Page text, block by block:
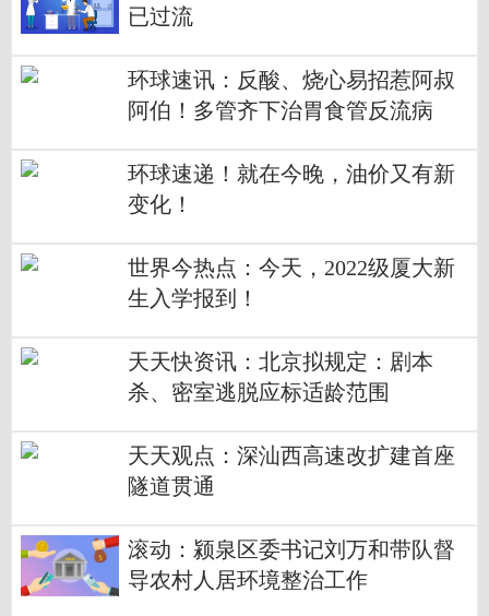
已过流
环球速讯：反酸、烧心易招惹阿叔
阿伯！多管齐下治胃食管反流病
环球速递！就在今晚，油价又有新
变化！
世界今热点：今天，2022级厦大新
生入学报到！
天天快资讯：北京拟规定：剧本
杀、密室逃脱应标适龄范围
天天观点：深汕西高速改扩建首座
隧道贯通
滚动：颍泉区委书记刘万和带队督
导农村人居环境整治工作